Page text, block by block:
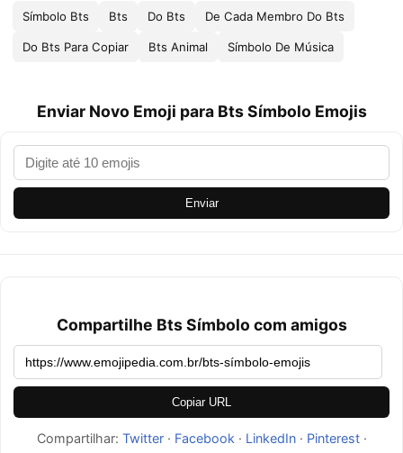
Símbolo Bts Bts Do Bts De Cada Membro Do Bts
Do Bts Para Copiar Bts Animal Símbolo De Música
Enviar Novo Emoji para Bts Símbolo Emojis
Enviar
Compartilhe Bts Símbolo com amigos
Copiar URL
Compartilhar: Twitter· Facebook · LinkedIn· Pinterest·